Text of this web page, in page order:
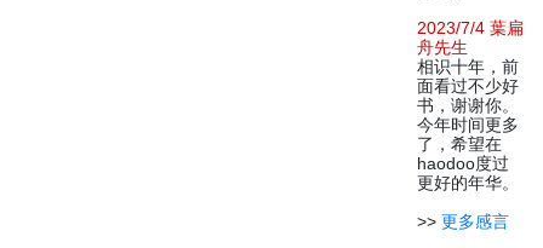
2023/7/4 葉扁
舟先生
相识十年，前
面看过不少好
书，谢谢你。
今年时间更多
了，希望在
haodoo度过
更好的年华。
>> 更多感言